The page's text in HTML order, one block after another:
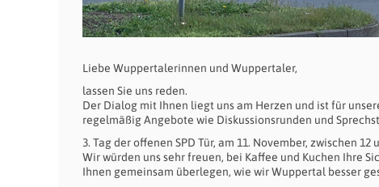
Liebe Wuppertalerinnen und Wuppertaler,
lassen Sie uns reden.
Der Dialog mit Ihnen liegt uns am Herzen und ist für
regelmäßig Angebote wie Diskussionsrunden und
3. Tag der offenen SPD Tür, am 11. November, zwischen 12
Wir würden uns sehr freuen, bei Kaffee und Kuchen Ihre
Ihnen gemeinsam überlegen, wie wir Wuppertal besser